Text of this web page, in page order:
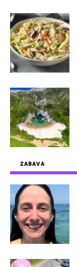
ZABAVA